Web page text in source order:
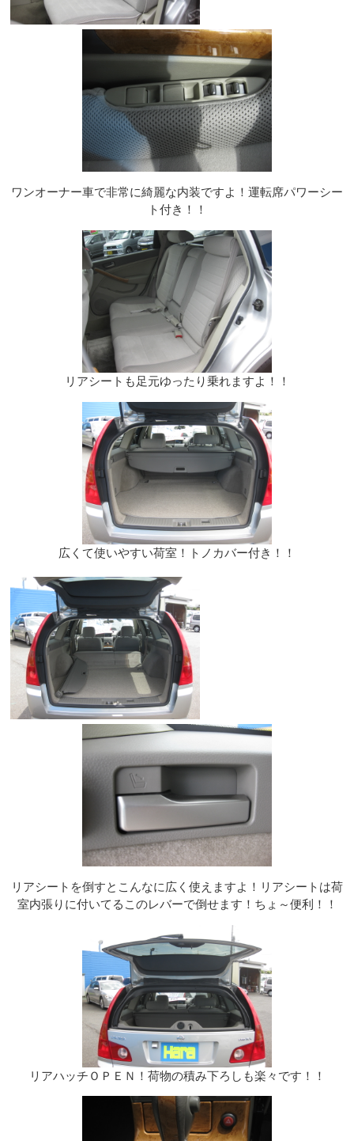
ワンオーナー車で非常に綺麗な内装ですよ！運転席パワーシー
ト付き！！
リアシートも足元ゆったり乗れますよ！！
広くて使いやすい荷室！トノカバー付き！！
リアシートを倒すとこんなに広く使えますよ！リアシートは荷
室内張りに付いてるこのレバーで倒せます！ちょ～便利！！
リアハッチＯＰＥＮ！荷物の積み下ろしも楽々です！！